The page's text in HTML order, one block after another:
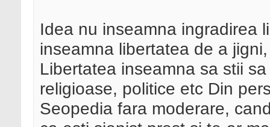
Idea nu inseamna ingradirea
inseamna libertatea de a
Libertatea inseamna sa stii
religioase, politice etc Din
Seopedia fara moderare,